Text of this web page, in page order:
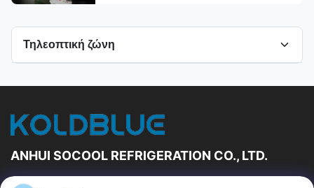
Τηλεοπτική ζώνη
ANHUI SOCOOL REFRIGERATION CO., LTD.
Γρήγορες Συνδέσεις